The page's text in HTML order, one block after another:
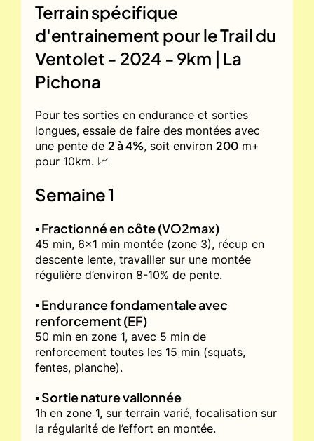
Terrain spécifique
d'entrainement pour leTrail du
Ventolet - 2024 - 9km | La
Pichona
Pour tes sorties en endurance et sorties
longues, essaie de faire des montées avec
une pente de 2 à 4%, soit environ 200 m+
pour 10km. 📈
Semaine 1
▪️ Fractionné en côte (VO2max)
45 min, 6x1 min montée (zone 3), récup en
descente lente, travailler sur une montée
régulière d’environ 8-10% de pente.
▪️ Endurance fondamentale avec
renforcement (EF)
50 min en zone 1, avec 5 min de
renforcement toutes les 15 min (squats,
fentes, planche).
▪️ Sortie nature vallonnée
1h en zone 1, sur terrain varié, focalisation sur
la régularité de l’effort en montée.